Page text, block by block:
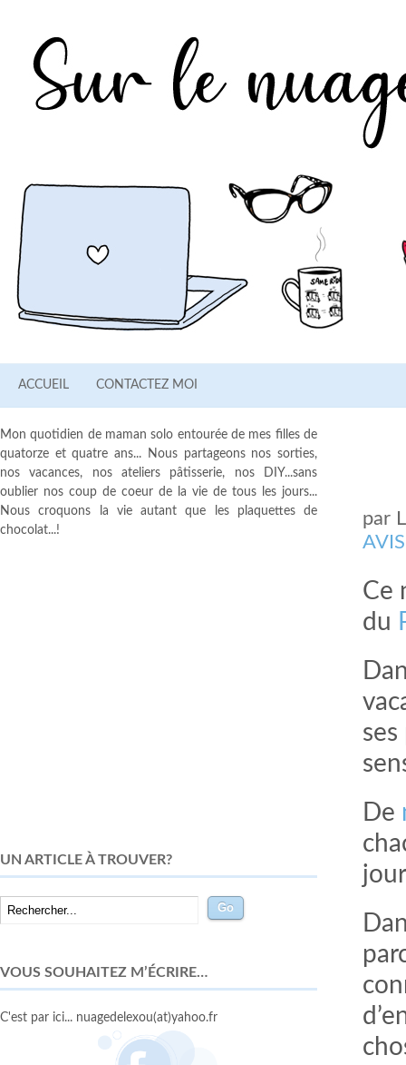
ACCUEIL CONTACTEZ MOI
par
AVIS
Ce
du
De
Mon quotidien de maman solo entourée de mes filles de
quatorze et quatre ans... Nous partageons nos sorties,
nos vacances, nos ateliers pâtisserie, nos DIY...sans
oublier nos coup de coeur de la vie de tous les jours...
Nous croquons la vie autant que les plaquettes de
chocolat...!
UN ARTICLE À TROUVER?
VOUS SOUHAITEZ M’ÉCRIRE…
C'est par ici... nuagedelexou(at)yahoo.fr